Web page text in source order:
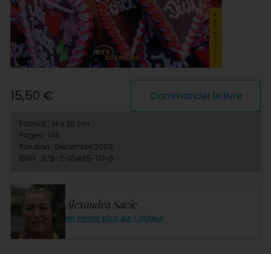
Alexandra Savic
en savoir plus sur l'auteur
15,50 € Commander le livre
Format : 14 x 20 cm
Pages : 146
Parution : Décembre 2009
ISBN : 978-2-35485-131-6